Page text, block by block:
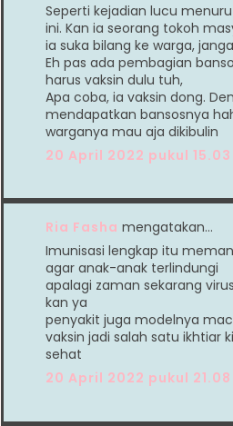
Seperti kejadian lucu
ini. Kan ia seorang tokoh
ia suka bilang ke warga,
Eh pas ada pembagian
harus vaksin dulu tuh,
Apa coba, ia vaksin dong.
mendapatkan bansosnya
warganya mau aja dikibulin
20 April 2022 pukul 15.03
Ria Fasha mengatakan…
Imunisasi lengkap itu
agar anak-anak terlindungi
apalagi zaman sekarang
kan ya
penyakit juga modelnya
vaksin jadi salah satu ikhtiar
sehat
20 April 2022 pukul 21.08